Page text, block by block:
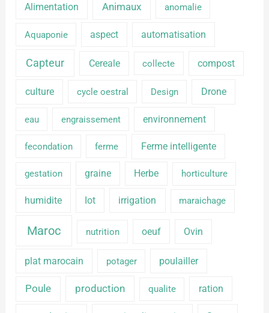
Alimentation Animaux anomalie
Aquaponie aspect automatisation
Capteur Cereale collecte compost
culture cycle oestral Design Drone
eau engraissement environnement
fecondation ferme Ferme intelligente
gestation graine Herbe horticulture
humidite Iot irrigation maraichage
Maroc nutrition oeuf Ovin
plat marocain potager poulailler
Poule production qualite ration